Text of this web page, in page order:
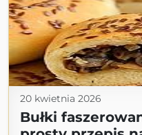
20 kwietnia 2026
Bułki